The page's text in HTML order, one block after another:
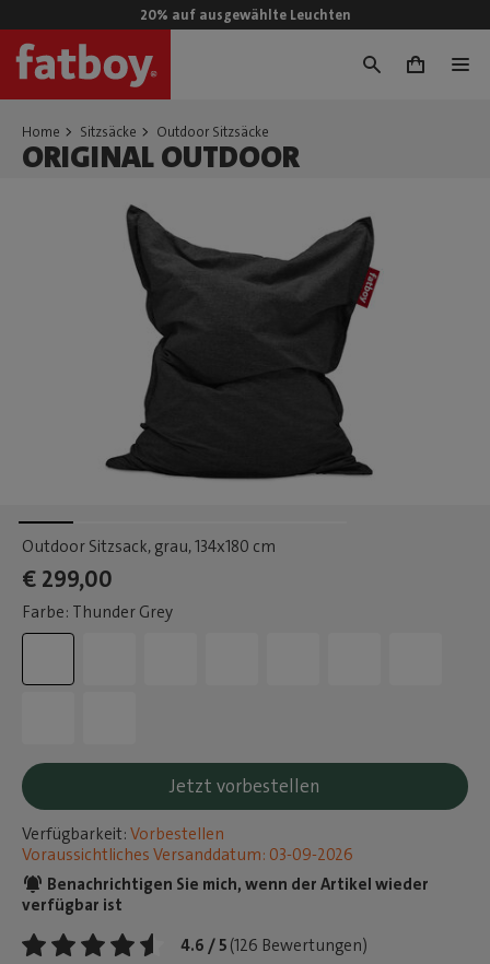
20% auf ausgewählte Leuchten
0
Home Sitzsäcke Outdoor Sitzsäcke
ORIGINAL OUTDOOR
Outdoor Sitzsack, grau, 134x180 cm
€ 299,00
Farbe: Thunder Grey
Jetzt vorbestellen
Verfügbarkeit: Vorbestellen
Voraussichtliches Versanddatum: 03-09-2026
Benachrichtigen Sie mich, wenn der Artikel wieder
verfügbar ist
4.6 / 5 (126 Bewertungen)